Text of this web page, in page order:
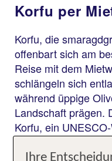
Korfu per
Korfu, die
offenbart sich am
Reise mit dem
schlängeln sich
während üppige
Landschaft prägen.
Korfu, ein
venezianischer
engen Gassen.
Ihre